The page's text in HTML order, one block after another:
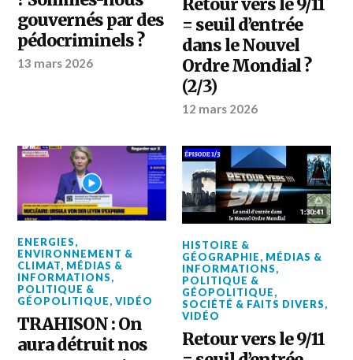
gouvernés par des
pédocriminels ?
13 mars 2026
Retour vers le 9/11
= seuil d’entrée
dans le Nouvel
Ordre Mondial ?
(2/3)
12 mars 2026
ENERGIES,
ENVIRONNEMENT &
CLIMAT, MÉDIAS &
INFORMATIONS,
POLITIQUE &
GÉOPOLITIQUE,VIDÉO
TRAHISON : On
aura détruit nos
HISTOIRE &
GÉOGRAPHIE, MÉDIAS &
INFORMATIONS,
POLITIQUE &
GÉOPOLITIQUE,
SOCIÉTÉ & FAITS DIVERS,
VIDÉO
Retour vers le 9/11